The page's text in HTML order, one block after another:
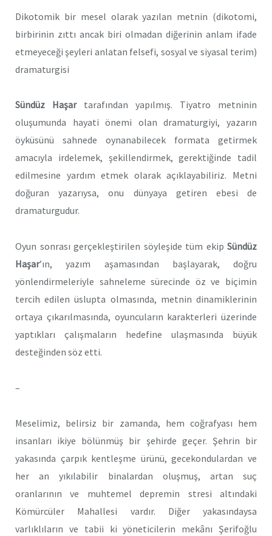
Dikotomik bir mesel olarak yazılan metnin (dikotomi,
birbirinin zıttı ancak biri olmadan diğerinin anlam ifade
etmeyeceği şeyleri anlatan felsefi, sosyal ve siyasal terim)
dramaturgisi
Sündüz Haşartarafından yapılmış. Tiyatro metninin
oluşumunda hayati önemi olan dramaturgiyi, yazarın
öyküsünü sahnede oynanabilecek formata getirmek
amacıyla irdelemek, şekillendirmek, gerektiğinde tadil
edilmesine yardım etmek olarak açıklayabiliriz. Metni
doğuran yazarıysa, onu dünyaya getiren ebesi de
dramaturgudur.
Oyun sonrası gerçekleştirilen söyleşide tüm ekip Sündüz
Haşar’ın, yazım aşamasından başlayarak, doğru
yönlendirmeleriyle sahneleme sürecinde öz ve biçimin
tercih edilen üslupta olmasında, metnin dinamiklerinin
ortaya çıkarılmasında, oyuncuların karakterleri üzerinde
yaptıkları çalışmaların hedefine ulaşmasında büyük
desteğinden söz etti.
–
Meselimiz, belirsiz bir zamanda, hem coğrafyası hem
insanları ikiye bölünmüş bir şehirde geçer. Şehrin bir
yakasında çarpık kentleşme ürünü, gecekondulardan ve
her an yıkılabilir binalardan oluşmuş, artan suç
oranlarının ve muhtemel depremin stresi altındaki
Kömürcüler Mahallesi vardır. Diğer yakasındaysa
varlıklıların ve tabii ki yöneticilerin mekânı Şerifoğlu